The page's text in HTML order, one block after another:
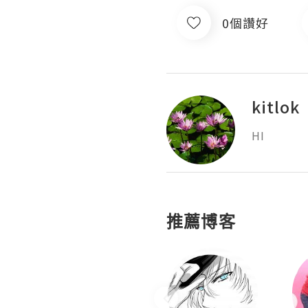
0個讚好
kitlok
HI
推薦博客